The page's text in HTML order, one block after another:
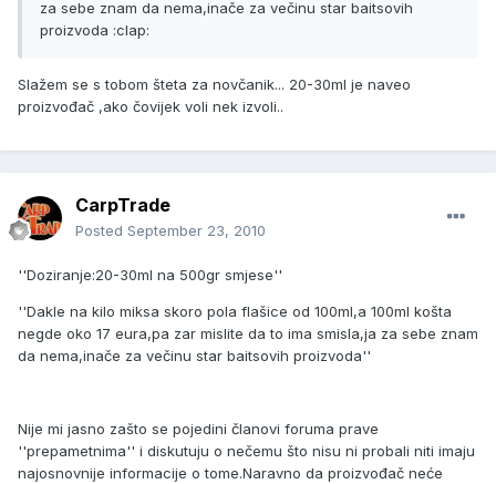
za sebe znam da nema,inače za večinu star baitsovih
proizvoda :clap:
Slažem se s tobom šteta za novčanik... 20-30ml je naveo
proizvođač ,ako čovijek voli nek izvoli..
CarpTrade
Posted September 23, 2010
''Doziranje:20-30ml na 500gr smjese''
''Dakle na kilo miksa skoro pola flašice od 100ml,a 100ml košta
negde oko 17 eura,pa zar mislite da to ima smisla,ja za sebe znam
da nema,inače za večinu star baitsovih proizvoda''
Nije mi jasno zašto se pojedini članovi foruma prave
''prepametnima'' i diskutuju o nečemu što nisu ni probali niti imaju
najosnovnije informacije o tome.Naravno da proizvođač neće